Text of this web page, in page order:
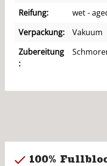
Reifung:
wet -
Verpackung:
Vakuum
Zubereitung
:
100%